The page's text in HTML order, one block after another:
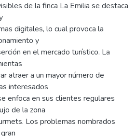
de la finca La Emilia se destaca
digitales, lo cual provoca la
y
en el mercado turístico. La
atraer a un mayor número de
interesados
enfoca en sus clientes regulares
de la zona
Los problemas nombrados